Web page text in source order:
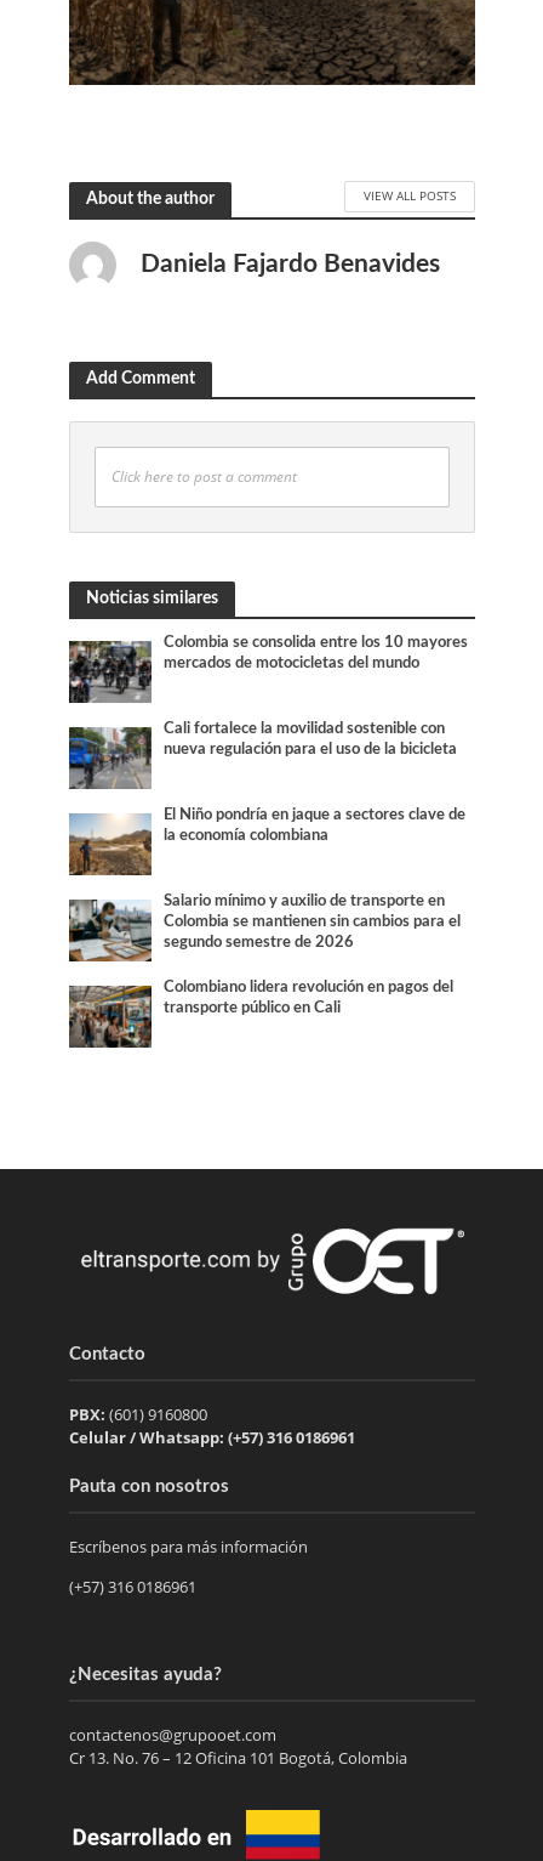
About the author VIEW ALL POSTS
Daniela Fajardo Benavides
Add Comment
Click here to post a comment
Noticias similares
Colombia se consolida entre los 10 mayores
mercados de motocicletas del mundo
Cali fortalece la movilidad sostenible con
nueva regulación para el uso de la bicicleta
El Niño pondría en jaque a sectores clave de
la economía colombiana
Salario mínimo y auxilio de transporte en
Colombia se mantienen sin cambios para el
segundo semestre de 2026
Colombiano lidera revolución en pagos del
transporte público en Cali
Contacto
PBX: (601) 9160800
Celular / Whatsapp: (+57) 316 0186961
Pauta con nosotros
Escríbenos para más información
(+57) 316 0186961
¿Necesitas ayuda?
contactenos@grupooet.com
Cr 13. No. 76 – 12 Oficina 101 Bogotá, Colombia